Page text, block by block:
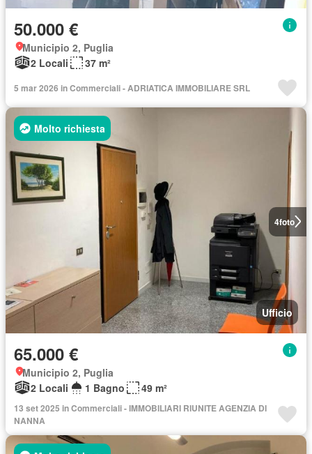
50.000 €
Municipio 2, Puglia
2 Locali
37 m²
5 mar 2026 in Commerciali - ADRIATICA IMMOBILIARE SRL
4foto
Molto richiesta
Ufficio
65.000 €
Municipio 2, Puglia
2 Locali
1 Bagno 49 m²
13 set 2025 in Commerciali - IMMOBILIARI RIUNITE AGENZIA DI
NANNA